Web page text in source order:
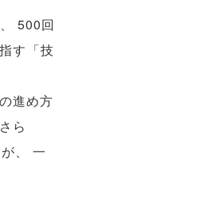
、
500回
す 「技
進め方
さら
が、
一